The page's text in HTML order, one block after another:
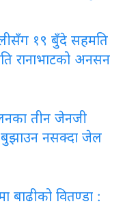
१९ बुँदे सहमति
रानाभाटको अनसन
तीन जेनजी
बुझाउन नसक्दा जेल
बाढीको वितण्डा :